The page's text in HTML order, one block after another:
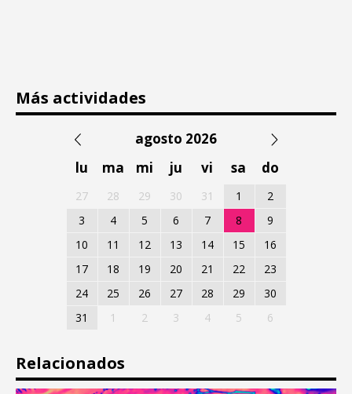
Más actividades
agosto 2026
lu
ma mi ju vi sa do
27 28 29 30 31 1
2
3
4 5 6 7 8
9
10
11 12 13 14 15
16
17
18 19 20 21 22
23
24
25 26 27 28 29
30
31
1 2 3 4 5 6
Relacionados